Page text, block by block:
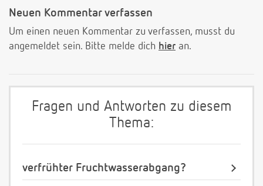
Neuen Kommentar verfassen
Um einen neuen Kommentar zu verfassen, musst du
angemeldet sein. Bitte melde dich hier an.
Fragen und Antworten zu diesem
Thema:
verfrühter Fruchtwasserabgang?